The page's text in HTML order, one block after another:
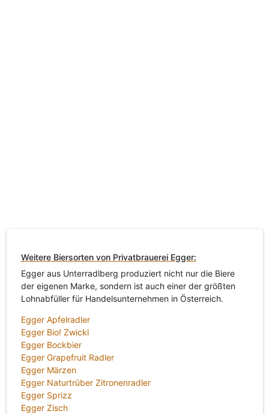
Weitere Biersorten von Privatbrauerei Egger:
Egger aus Unterradlberg produziert nicht nur die Biere
der eigenen Marke, sondern ist auch einer der größten
Lohnabfüller für Handelsunternehmen in Österreich.
Egger Apfelradler
Egger Bio! Zwickl
Egger Bockbier
Egger Grapefruit Radler
Egger Märzen
Egger Naturtrüber Zitronenradler
Egger Sprizz
Egger Zisch